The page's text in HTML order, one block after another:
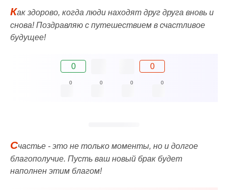
Как здорово, когда люди находят друг друга вновь и
снова! Поздравляю с путешествием в счастливое
будущее!
0 0
0 0 0 0
Счастье - это не только моменты, но и долгое
благополучие. Пусть ваш новый брак будет
наполнен этим благом!